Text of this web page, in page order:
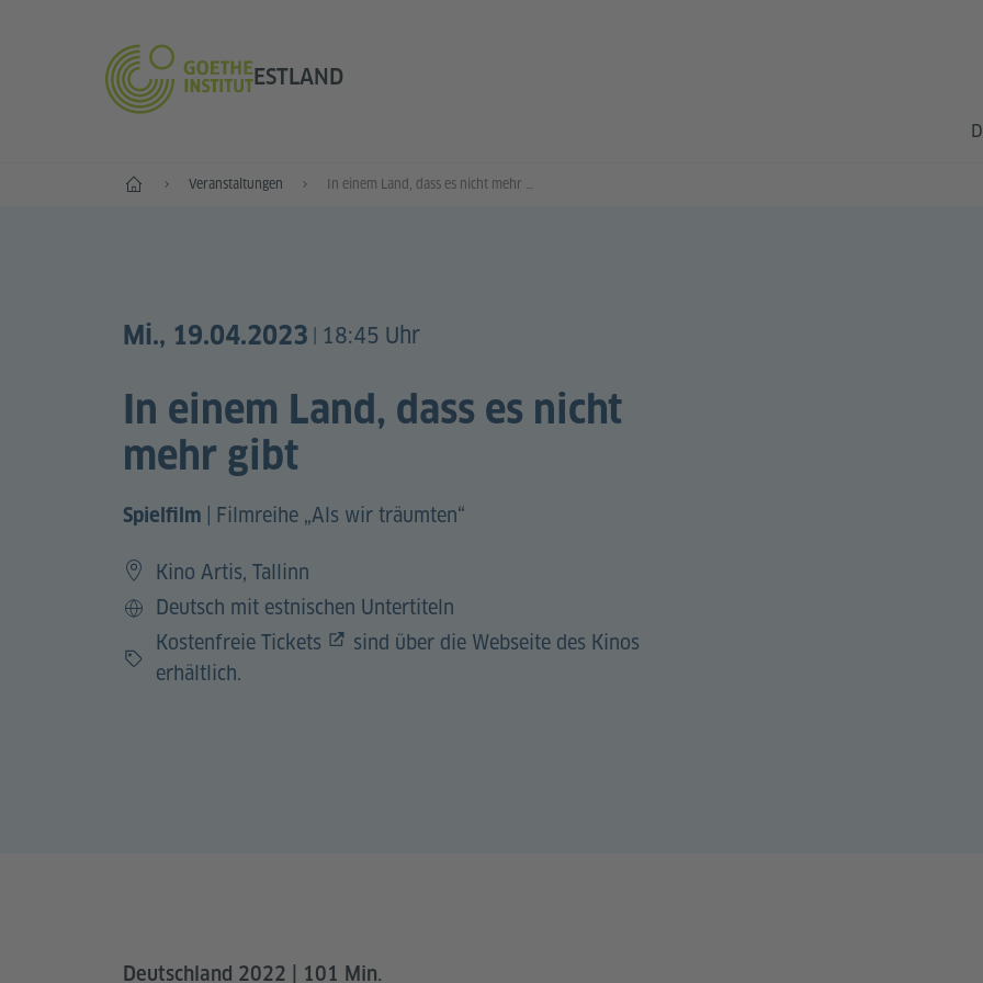
ESTLAND
Start Veranstaltungen In einem Land, dass es nicht mehr gibt
Mi., 19.04.2023 18:45 Uhr
In einem Land, dass es nicht
mehr gibt
Spielfilm Filmreihe „Als wir träumten“
Kino Artis, Tallinn
Sprache
Deutsch mit estnischen Untertiteln
Preis
Kostenfreie Tickets
sind über die Webseite des Kinos
erhältlich.
Deutschland 2022 | 101 Min.